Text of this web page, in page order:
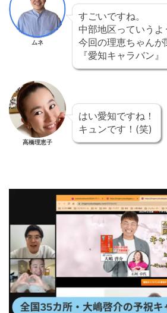
ムネ
すごいですね。
中部地区っていうよ
今回の理恵ちゃん
『愛知キャラバン』
高橋理恵子
はい愛知ですね！
キュンです！(笑)